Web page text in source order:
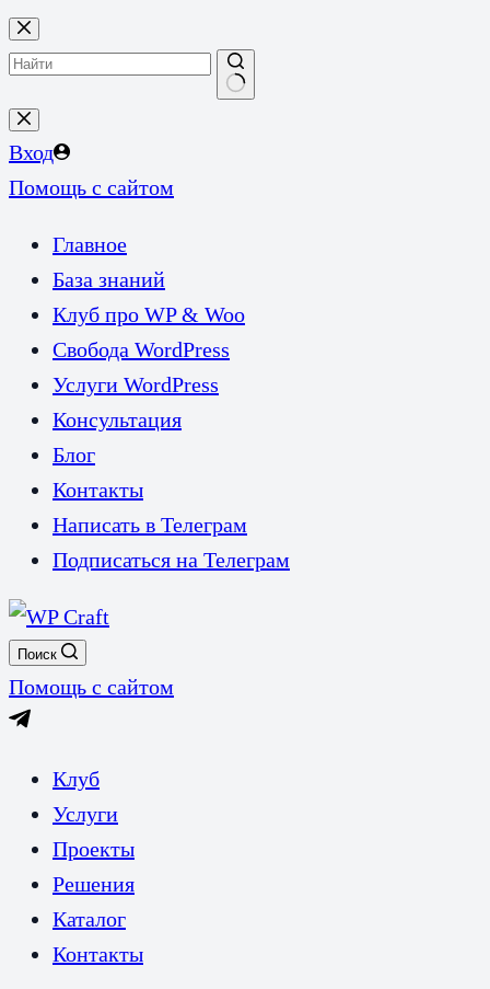
Перейти
к
Ничего
не
найдено
Вход
Помощь с сайтом
Главное
База знаний
Клуб про WP & Woo
Свобода WordPress
Услуги WordPress
Консультация
Блог
Контакты
Написать в Телеграм
Подписаться на Телеграм
Поиск
Помощь с сайтом
Клуб
Услуги
Проекты
Решения
Каталог
Контакты